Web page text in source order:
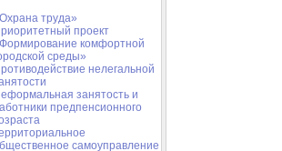
труда»
проект
комфортной
среды»
нелегальной
занятость и
предпенсионного
самоуправление